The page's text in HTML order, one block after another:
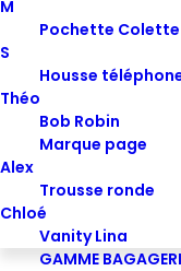
M
Pochette
S
Housse
Théo
Bob Robin
Marque page
Alex
Trousse ronde
Chloé
Vanity Lina
GAMME
Pochette